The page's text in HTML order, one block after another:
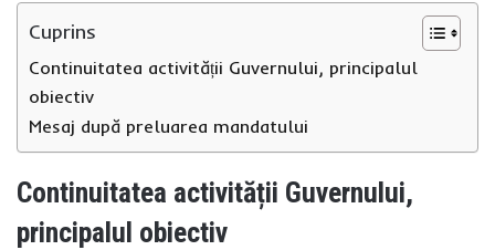
Cuprins
Continuitatea activității Guvernului, principalul
obiectiv
Mesaj după preluarea mandatului
Continuitatea activității Guvernului,
principalul obiectiv